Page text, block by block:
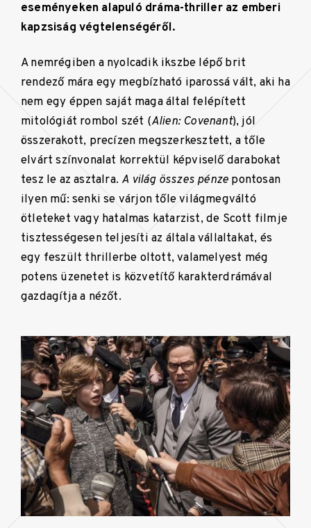
eseményeken alapuló dráma-thriller az emberi
kapzsiság végtelenségéről.
A nemrégiben a nyolcadik ikszbe lépő brit
rendező mára egy megbízható iparossá vált, aki ha
nem egy éppen saját maga által felépített
mitológiát rombol szét (Alien: Covenant), jól
összerakott, precízen megszerkesztett, a tőle
elvárt színvonalat korrektül képviselő darabokat
tesz le az asztalra. A világ összes pénze pontosan
ilyen mű: senki se várjon tőle világmegváltó
ötleteket vagy hatalmas katarzist, de Scott filmje
tisztességesen teljesíti az általa vállaltakat, és
egy feszült thrillerbe oltott, valamelyest még
potens üzenetet is közvetítő karakterdrámával
gazdagítja a nézőt.